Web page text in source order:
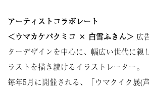
アーティストコラボレート
＜ウマカケバクミコ × 白雪ふきん＞ 広
ターデザインを中心に、幅広い世代に親
ラストを描き続けるイラストレーター。
毎年5月に開催される、「ウマクイク展(